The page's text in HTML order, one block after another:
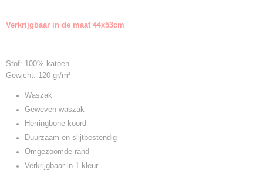
TC063
Verkrijgbaar in de maat 44x53cm
Stof: 100% katoen
Gewicht: 120 gr/m²
Waszak
Geweven waszak
Herringbone-koord
Duurzaam en slijtbestendig
Omgezoomde rand
Verkrijgbaar in 1 kleur